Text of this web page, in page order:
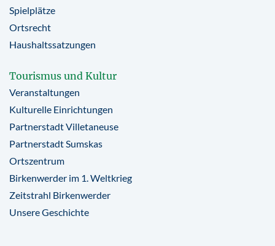
Spielplätze
Ortsrecht
Haushaltssatzungen
Tourismus und Kultur
Veranstaltungen
Kulturelle Einrichtungen
Partnerstadt Villetaneuse
Partnerstadt Sumskas
Ortszentrum
Birkenwerder im 1. Weltkrieg
Zeitstrahl Birkenwerder
Unsere Geschichte